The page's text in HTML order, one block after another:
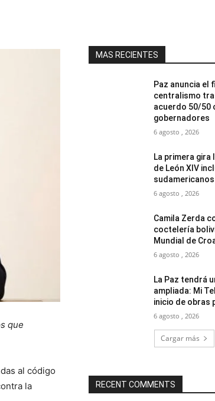
que
al código
la
MAS RECIENTES
Paz anuncia el
centralismo
acuerdo 50/50
gobernadores
6 agosto , 2026
La primera gira
de León XIV
sudamericanos
6 agosto , 2026
Camila Zerda
coctelería
Mundial de
6 agosto , 2026
La Paz tendrá
ampliada: Mi
inicio de obras
6 agosto , 2026
Cargar más
RECENT COMMENTS